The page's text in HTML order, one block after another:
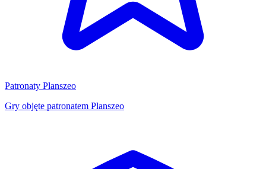
Patronaty Planszeo
Gry objęte patronatem Planszeo